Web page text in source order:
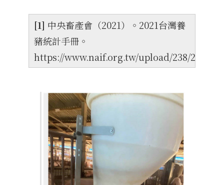
[1] 中央畜產會（2021）。2021台灣養
豬統計手冊。
https://www.naif.org.tw/upload/238/